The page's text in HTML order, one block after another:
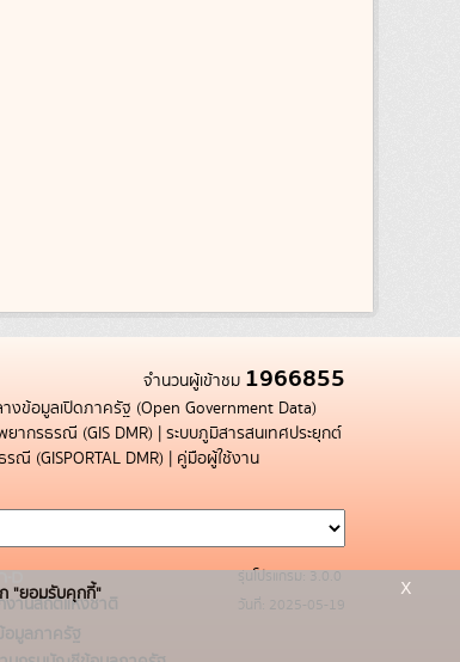
จำนวนผู้เข้าชม 1966855
งข้อมูลเปิดภาครัฐ (Open Government Data)
ากรธรณี (GIS DMR) | ระบบภูมิสารสนเทศประยุกต์
ณี (GISPORTAL DMR) | คู่มือผู้ใช้งาน
งานสถิติแห่งชาติ
มูลภาครัฐ
รุ่นโปรแกรม: 3.0.0
วันที่: 2025-05-19
"ยอมรับคุกกี้"
x